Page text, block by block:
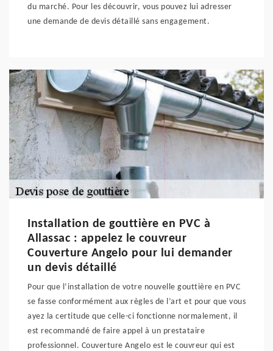
du marché. Pour les découvrir, vous pouvez lui adresser
une demande de devis détaillé sans engagement.
Installation de gouttière en PVC à
Allassac : appelez le couvreur
Couverture Angelo pour lui demander
un devis détaillé
Pour que l’installation de votre nouvelle gouttière en PVC
se fasse conformément aux règles de l’art et pour que vous
ayez la certitude que celle-ci fonctionne normalement, il
est recommandé de faire appel à un prestataire
professionnel. Couverture Angelo est le couvreur qui est